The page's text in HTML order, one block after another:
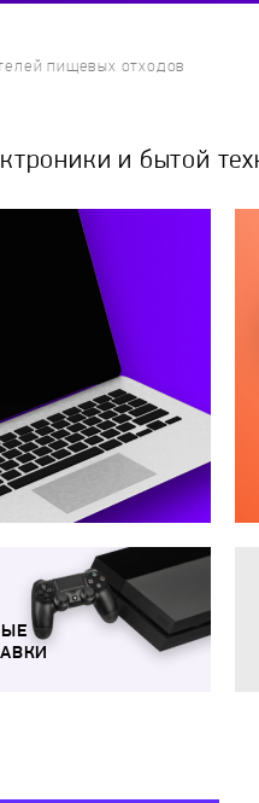
пищевых отходов
и бытой